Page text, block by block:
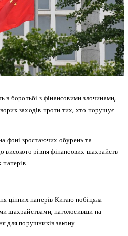
в боротьбі з фінансовими злочинами,
заходів проти тих, хто порушує
фоні зростаючих обурень та
високого рівня фінансових шахрайств
паперів.
цінних паперів Китаю побіцяла
шахрайствами, наголосивши на
для порушників закону.